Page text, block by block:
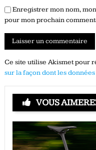
Enregistrer mon nom,
pour mon prochain
Ce site utilise Akismet pour
sur la façon dont les
VOUS